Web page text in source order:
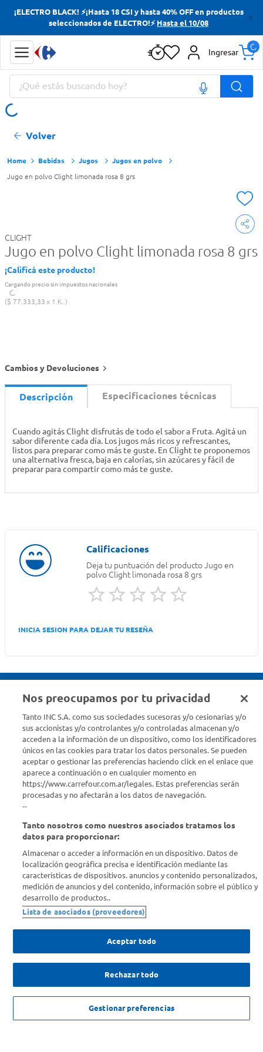
¡ELECTRO BLACK! ⚡¡Hasta 18 CSI y hasta 40% OFF en productos
seleccionados de ELECTRO!⚡ Hasta el 10/08
Ingresar
¿Qué estás buscando hoy?
Volver
Bebidas Jugos Jugos en polvo
Jugo en polvo Clight limonada rosa 8 grs
CLIGHT
Jugo en polvo Clight limonada rosa 8 grs
¡Calificá este producto!
Cargando precio sin impuestos nacionales
$ 77.333,33 1 K.
$ 386,67
Cambios y Devoluciones
Descripción Especificaciones técnicas
Cuando agitás Clight disfrutás de todo el sabor a Fruta. Agitá un
sabor diferente cada día. Los jugos más ricos y refrescantes,
listos para preparar como más te guste. En Clight te proponemos
una alternativa fresca, baja en calorías, sin azúcares y fácil de
preparar para compartir como más te guste.
Deja tu puntuación del producto Jugo en
polvo Clight limonada rosa 8 grs
INICIA SESION PARA DEJAR TU RESEÑA
Estamos para ayudarte
¿Tenés una consulta? Comunicate con nosotros acá
Descubrí Carrefour
Conocenos
Info útil
Comprá Online
Nos preocupamos por tu privacidad
Tanto INC S.A. como sus sociedades sucesoras y/o cesionarias y/o
sus accionistas y/o controlantes y/o controladas almacenan y/o
acceden a la información de un dispositivo, como los identificadores
únicos en las cookies para tratar los datos personales. Se pueden
aceptar o gestionar las preferencias haciendo click en el enlace que
aparece a continuación o en cualquier momento en
https://www.carrefour.com.ar/legales. Estas preferencias serán
procesadas y no afectarán a los datos de navegación.
--
Tanto nosotros como nuestros asociados tratamos los
datos para proporcionar:
Almacenar o acceder a información en un dispositivo. Datos de
localización geográfica precisa e identificación mediante las
características de dispositivos. anuncios y contenido personalizados,
medición de anuncios y del contenido, información sobre el público y
desarrollo de productos..
Lista de asociados (proveedores)
Aceptar todo
Rechazar todo
Gestionar preferencias
Términos más buscados
Yerba
Cerveza
Doves
Términos más buscados
Yerba
Cerveza
Doves
Jabon Tocador